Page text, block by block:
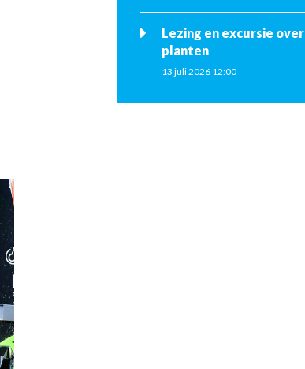
Lezing en excursie over wilde
planten
13 juli 2026 12:00